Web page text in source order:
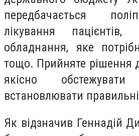
передбачається
лікування
обладнання, яке
тощо. Прийняте рішення
якісно
встановлювати
Як відзначив Геннадій